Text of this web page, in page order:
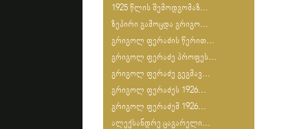
1925 წლის შემოდგომაზ...
ზეპირი გამოცდა გრიგო...
გრიგოლ ფერაძის წერით...
გრიგოლ ფერაძე პროფეს...
გრიგოლ ფერაძე გეგმავ...
გრიგოლ ფერაძეს 1926...
გრიგოლ ფერაძემ 1926...
ალექსანდრე ცაგარელი...